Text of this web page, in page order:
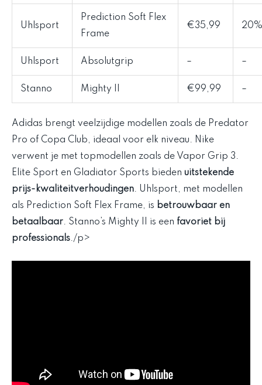
Uhlsport
Prediction Soft Flex
Frame
€35,99 20%
Uhlsport Absolutgrip – –
Stanno Mighty II €99,99 –
Adidas brengt veelzijdige modellen zoals de Predator
Pro of Copa Club, ideaal voor elk niveau. Nike
verwent je met topmodellen zoals de Vapor Grip 3.
Elite Sport en Gladiator Sports bieden uitstekende
prijs-kwaliteitverhoudingen. Uhlsport, met modellen
als Prediction Soft Flex Frame, is betrouwbaar en
betaalbaar. Stanno’s Mighty II is een favoriet bij
professionals./p>